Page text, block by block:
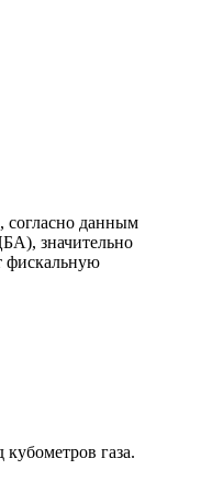
согласно данным
значительно
фискальную
газа.